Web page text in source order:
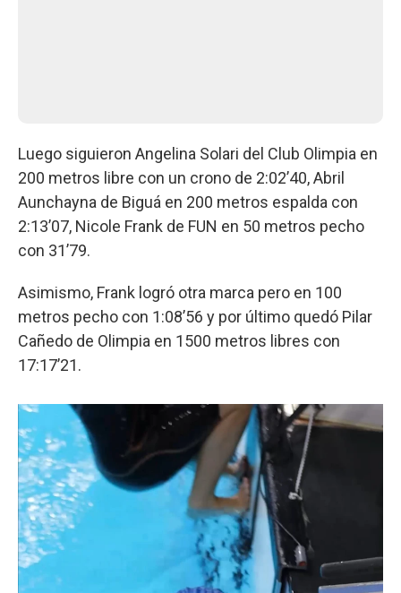
Luego siguieron Angelina Solari del Club Olimpia en
200 metros libre con un crono de 2:02’40, Abril
Aunchayna de Biguá en 200 metros espalda con
2:13’07, Nicole Frank de FUN en 50 metros pecho
con 31’79.
Asimismo, Frank logró otra marca pero en 100
metros pecho con 1:08’56 y por último quedó Pilar
Cañedo de Olimpia en 1500 metros libres con
17:17’21.